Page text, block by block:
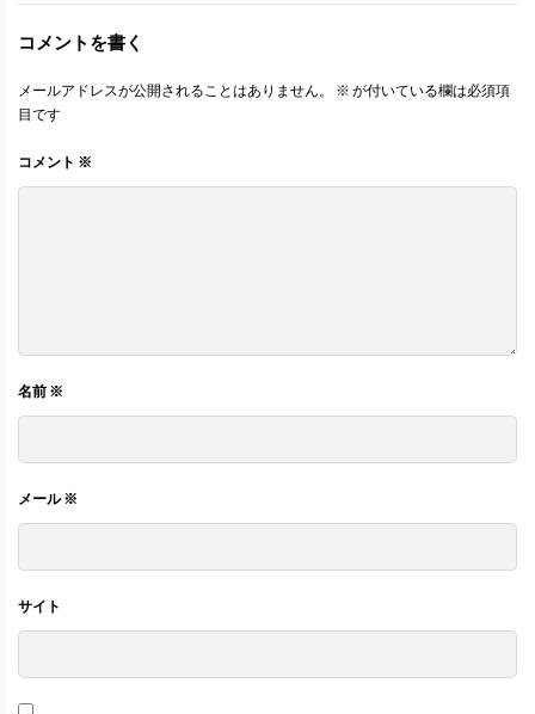
コメントを書く
メールアドレスが公開されることはありません。 ※ が付いている欄は必須項
目です
コメント ※
名前 ※
メール※
サイト